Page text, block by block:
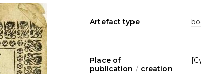
Artefact type
Place of
publication / creation